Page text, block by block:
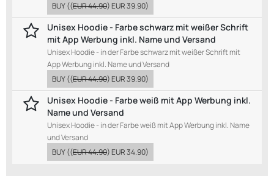
BUY((EUR 44.90)EUR 39.90)
Unisex Hoodie - Farbe schwarz mit weißer Schrift
mit App Werbung inkl. Name und Versand
Unisex Hoodie - in der Farbe schwarz mit weißer Schrift mit
App Werbung inkl. Name und Versand
BUY((EUR 44.90)EUR 39.90)
Unisex Hoodie - Farbe weiß mit App Werbung inkl.
Name und Versand
Unisex Hoodie - in der Farbe weiß mit App Werbung inkl. Name
und Versand
BUY((EUR 44.90)EUR 34.90)